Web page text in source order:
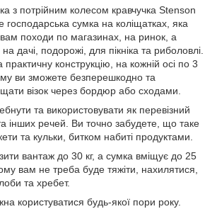
з потрійним колесом кравчучка Stenson
сумка на коліщатках, яка
вам походи по магазинах, на ринок, а
дачі, подорожі, для пікніка та риболовлі.
практичну конструкцію, на кожній осі по 3
ви зможете безперешкодно та
візок через бордюр або сходами.
та використовувати як перевізний
інших речей. Ви точно забудете, що таке
та кульки, битком набиті продуктами.
вантаж до 30 кг, а сумка вміщує до 25
вам не треба буде тяжіти, нахилятися,
та хребет.
користуватися будь-якої пори року.